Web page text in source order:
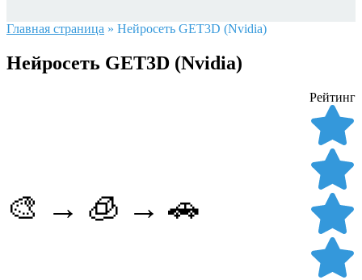
Главная страница » Нейросеть GET3D (Nvidia)
Нейросеть GET3D (Nvidia)
🎨 → 🧊 → 🚗
Рейтинг